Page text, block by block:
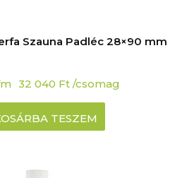
Szauna Padléc 28×90 mm
32 040 Ft /csomag
TESZEM